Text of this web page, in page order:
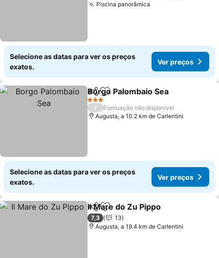
Piscina panorâmica
Selecione as datas para ver os preços
exatos.
Ver preços
PartilharAdicionar aos favoritos
Borgo Palombaio Sea
3 Estrelas
/
Pontuação não disponível
Augusta, a 10.2 km de Carlentini
Selecione as datas para ver os preços
exatos.
Ver preços
PartilharAdicionar aos favoritos
Il Mare do Zu Pippo
7,3
13
Augusta, a 19.4 km de Carlentini